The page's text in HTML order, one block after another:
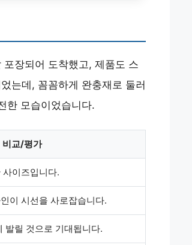
장되어 도착했고, 제품도 스
는데, 꼼꼼하게 완충재로 둘러
한 모습이었습니다.
비교/평가
이즈입니다.
이 시선을 사로잡습니다.
발릴 것으로 기대됩니다.